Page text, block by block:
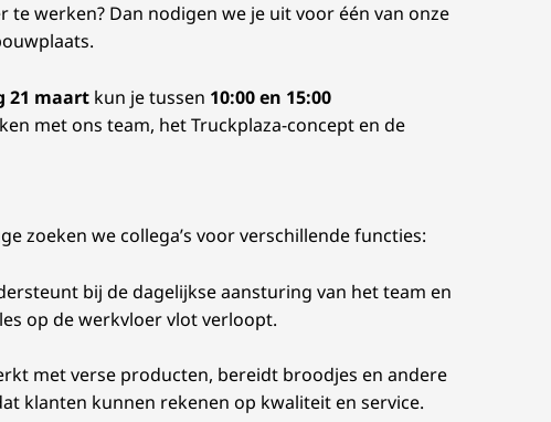
te werken? Dan nodigen we je uit voor één van onze
21 maart kun je tussen 10:00 en 15:00
met ons team, het Truckplaza-concept en de
zoeken we collega’s voor verschillende functies:
bij de dagelijkse aansturing van het team en
op de werkvloer vlot verloopt.
met verse producten, bereidt broodjes en andere
klanten kunnen rekenen op kwaliteit en service.